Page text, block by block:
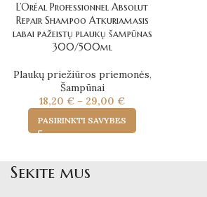
L’Oréal Professionnel Absolut
Repair Shampoo Atkuriamasis
labai pažeistų plaukų šampūnas
300/500ml
Plaukų priežiūros priemonės,
Šampūnai
18,20 € – 29,00 €
PASIRINKTI SAVYBES
Sekite mus